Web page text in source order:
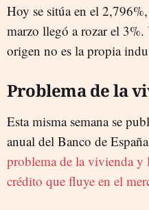
Hoy se sitúa en el
marzo llegó a rozar el
origen no es la propia
Problema de la
Esta misma semana se
anual del Banco de
problema de la vivienda y
crédito que fluye en el